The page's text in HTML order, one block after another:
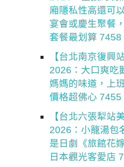
廂隱私性高還可
宴會或慶生聚餐
套餐最划算 7458
【台北南京復興
2026：大口爽吃
媽媽的味道，上
價格超佛心 7455
【台北六張犁站
2026：小籠湯包
是日劇《旅館花
日本觀光客愛店